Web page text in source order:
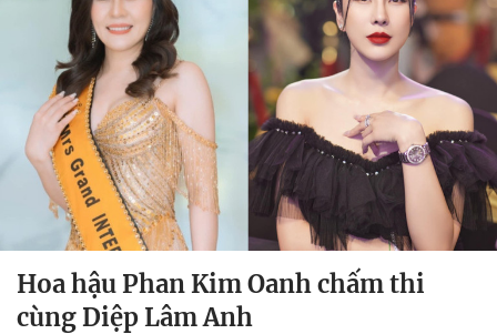
Hoa hậu Phan Kim Oanh chấm thi
cùng Diệp Lâm Anh